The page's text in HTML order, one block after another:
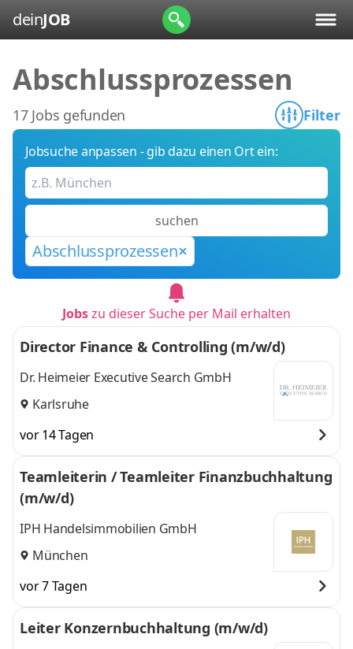
deinJOB
Abschlussprozessen
17 Jobs gefunden Filter
Jobsuche anpassen - gib dazu einen Ort ein:
suchen
Abschlussprozessen
Jobszu dieser Suche per Mail erhalten
Director Finance & Controlling (m/w/d)
Dr. Heimeier Executive Search GmbH
Karlsruhe
vor 14 Tagen
Teamleiterin / Teamleiter Finanzbuchhaltung
(m/w/d)
IPH Handelsimmobilien GmbH
München
vor 7 Tagen
Leiter Konzernbuchhaltung (m/w/d)